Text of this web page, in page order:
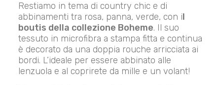
Restiamo in tema di country chic e di
abbinamenti tra rosa, panna, verde, con il
boutis della collezione Boheme. Il suo
tessuto in microfibra a stampa fitta e continua
è decorato da una doppia rouche arricciata ai
bordi. L’ideale per essere abbinato alle
lenzuola e al coprirete da mille e un volant!